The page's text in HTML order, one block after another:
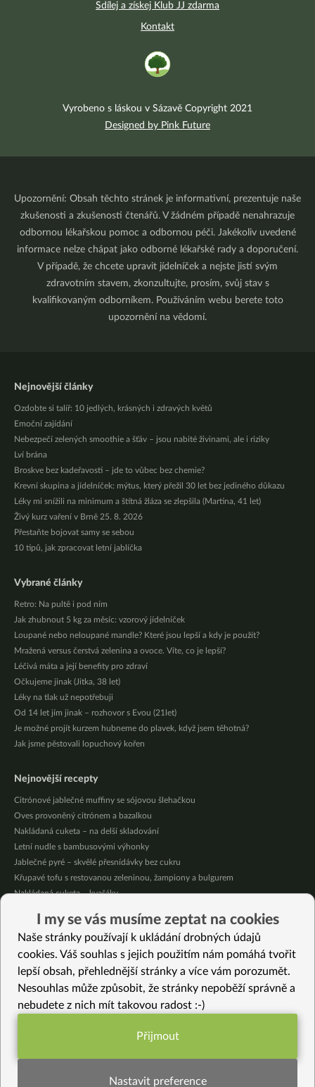
Sdílej a získej Klub JJ zdarma
Kontakt
Vyrobeno s láskou v Sázavě Copyright 2021
Designed by Pink Future
Upozornění: Obsah těchto stránek je informativní, prezentuje naše
zkušenosti a zkušenosti čtenářů. V žádném případě nenahrazuje
odbornou lékařskou pomoc a odbornou péči. Jakékoliv uvedené
informace nelze chápat jako odborné lékařské rady a doporučení.
V případě, že chcete upravit jídelníček a nejste jistí svým
zdravotním stavem, zkonzultujte, prosím, svůj stav s
kvalifikovaným odborníkem. Používáním webu berete toto
upozornění na vědomí.
Nejnovější články
Ozdobte si talíř: 10 jedlých, krásných i zdravých květů
Emoční zajídání
Nebezpečí zelených smoothie a šťáv – jsou nabité živinami, ale i riziky
Lví brána
Broskve bez kadeřavosti – jde to vůbec bez chemie?
Krevní skupina a jídelníček: mýtus, který přežil 30 let bez jediného důkazu
Léky mi snížili na minimum a štítná žláza se zlepšila (Martina, 41 let)
Živý kurz vaření v Brně 25. 8. 2026
Přestaňte bojovat samy se sebou
10 tipů, jak zpracovat letní jablíčka
Vybrané články
Retro: Na pultě i pod ním
Jak zhubnout 5 kg za měsíc: vzorový jídelníček
Loupané nebo neloupané mandle? Které jsou lepší a kdy je použít?
Mražená versus čerstvá zelenina a ovoce. Víte, co je lepší?
Léčivá máta a její benefity pro zdraví
Očkujeme jinak (Jitka, 38 let)
Léky na tlak už nepotřebuji
Od 14 let jím jinak – rozhovor s Evou (21let)
Je možné projít kurzem hubneme do plavek, když jsem těhotná?
Jak jsme pěstovali lopuchový kořen
Nejnovější recepty
Citrónové jablečné muffiny se sójovou šlehačkou
Oves provoněný citrónem a bazalkou
Nakládaná cuketa – na delší skladování
Letní nudle s bambusovými výhonky
Jablečné pyré – skvělé přesnídávky bez cukru
Křupavé tofu s restovanou zeleninou, žampiony a bulgurem
Nakládaná cuketa – kvašáky
Osvěžující kuskus
Osvěžující čaj s citronovými bylinkami
Vybrané recepty
Pórková polévka s žampiony a fazolovými lusky
Hustá podzimní miso polévka z bedel
Tofu v krustě s kokosovou rýží (bez lepku)
I my se vás musíme zeptat na cookies
Naše stránky používají k ukládání drobných údajů
cookies. Váš souhlas s jejich použitím nám pomáhá tvořit
lepší obsah, přehlednější stránky a více vám porozumět.
Nesouhlas může způsobit, že stránky nepoběží správně a
nebudete z nich mít takovou radost :-)
Funkční nastavení potřebujeme (vždy
Přijmout
Nastavit preference